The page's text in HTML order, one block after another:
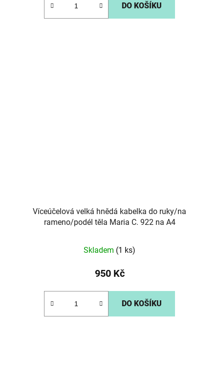
DO KOŠÍKU
Víceúčelová velká hnědá kabelka do ruky/na
rameno/podél těla Maria C. 922 na A4
Skladem (1 ks)
950 Kč
DO KOŠÍKU